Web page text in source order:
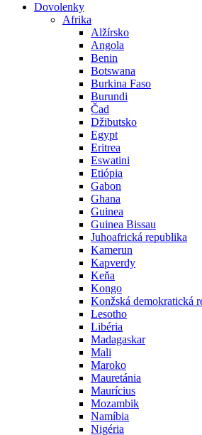
Dovolenky
Afrika
Alžírsko
Angola
Benin
Botswana
Burkina Faso
Burundi
Čad
Džibutsko
Egypt
Eritrea
Eswatini
Etiópia
Gabon
Ghana
Guinea
Guinea Bissau
Juhoafrická republika
Kamerun
Kapverdy
Keňa
Kongo
Konžská demokratická
Lesotho
Libéria
Madagaskar
Mali
Maroko
Mauretánia
Maurícius
Mozambik
Namíbia
Nigéria